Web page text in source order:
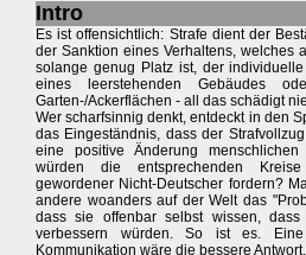
Intro
Es ist offensichtlich: Strafe dient der
der Sanktion eines Verhaltens, welches
solange genug Platz ist, der
eines leerstehenden Gebäudes
Garten-/Ackerflächen - all das schädigt
Wer scharfsinnig denkt, entdeckt in den
das Eingeständnis, dass der
eine positive Änderung
würden die entsprechenden
gewordener Nicht-Deutscher fordern?
andere woanders auf der Welt das
dass sie offenbar selbst wissen,
verbessern würden. So ist es. Eine
Kommunikation wäre die bessere Antwort.